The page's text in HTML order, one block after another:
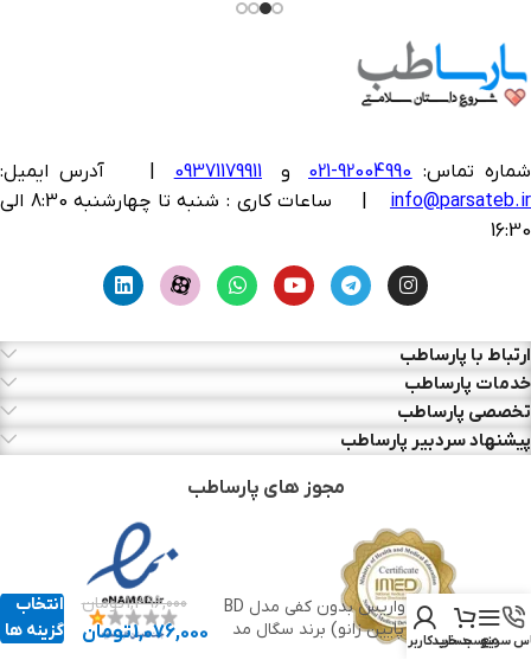
شماره تماس: 92004990-021 و 09371179911
آدرس ایمیل:
info@parsateb.ir
| ساعات کاری : شنبه تا چهارشنبه 8:30 الی
16:30
ارتباط با پارساطب
خدمات پارساطب
تخصصی پارساطب
پیشنهاد سردبیر پارساطب
مجوز های پارساطب
جوراب واریس بدون کفی مدل BD
(مچ تا پایین زانو) برند سگال مد
1,396,000تومان
1,076,000تومان
انتخاب
گزینه ها
سریع
منوسبد خرید
حساب کاربری من